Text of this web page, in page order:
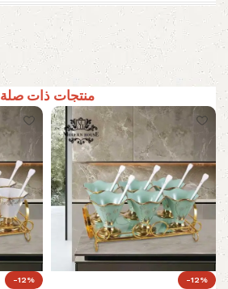
منتجات ذات صلة
-12%
-12%